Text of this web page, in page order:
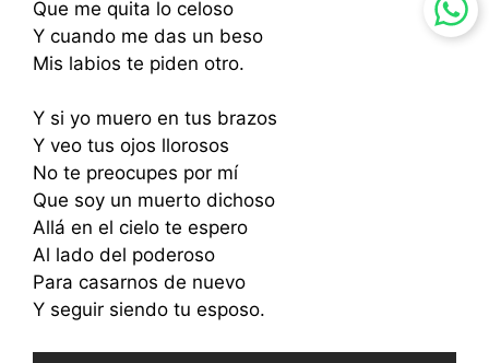
Que me quita lo celoso
Y cuando me das un beso
Mis labios te piden otro.
Y si yo muero en tus brazos
Y veo tus ojos llorosos
No te preocupes por mí
Que soy un muerto dichoso
Allá en el cielo te espero
Al lado del poderoso
Para casarnos de nuevo
Y seguir siendo tu esposo.